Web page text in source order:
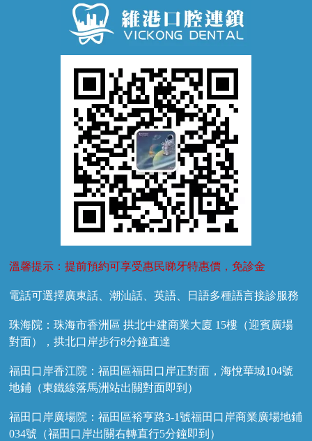
牙齦萎縮
溫馨提示：提前預約可享受惠民睇牙特惠價，免診金
電話可選擇廣東話、潮汕話、英語、日語多種語言接診服務
珠海院：珠海市香洲區 拱北中建商業大廈 15樓（迎賓廣場
對面），拱北口岸步行8分鐘直達
福田口岸香江院：福田區福田口岸正對面，海悅華城104號
地鋪（東鐵線落馬洲站出關對面即到）
福田口岸廣場院：福田區裕亨路3-1號福田口岸商業廣場地鋪
034號（福田口岸出關右轉直行5分鐘即到）